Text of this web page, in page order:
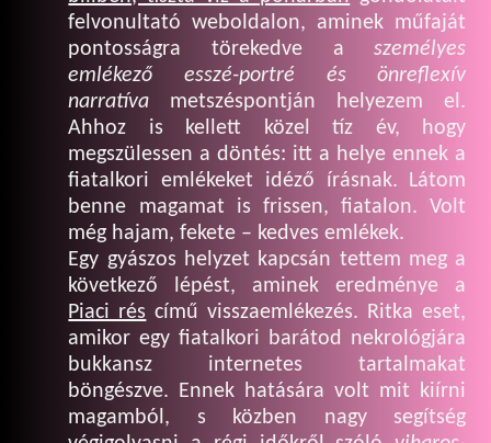
felvonultató weboldalon, aminek műfaját
pontosságra törekedve aszemélyes
emlékező esszé-portré és önreflexív
narratíva metszéspontján helyezem el.
Ahhoz is kellett közel tíz év, hogy
megszülessen a döntés: itt a helye ennek a
fiatalkori emlékeket idéző írásnak. Látom
benne magamat is frissen, fiatalon. Volt
még hajam, fekete – kedves emlékek.
Egy gyászos helyzet kapcsán tettem meg a
következő lépést, aminek eredménye a
Piaci rés című visszaemlékezés. Ritka eset,
amikor egy fiatalkori barátod nekrológjára
bukkansz internetes tartalmakat
böngészve. Ennek hatására volt mit kiírni
magamból, s közben nagy segítség